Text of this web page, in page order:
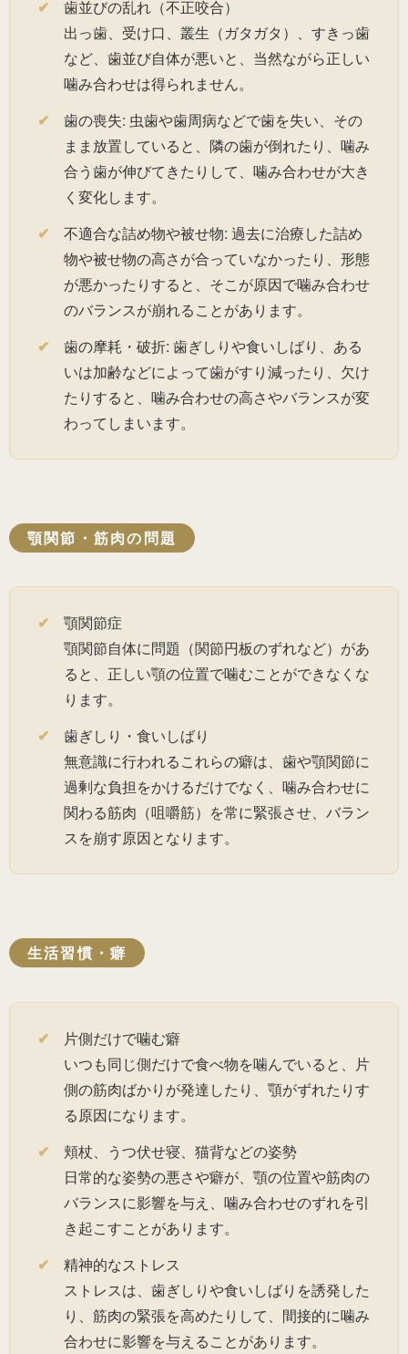
歯並びの乱れ（不正咬合）
出っ歯、受け口、叢生（ガタガタ）、すきっ歯
など、歯並び自体が悪いと、当然ながら正しい
噛み合わせは得られません。
歯の喪失: 虫歯や歯周病などで歯を失い、その
まま放置していると、隣の歯が倒れたり、噛み
合う歯が伸びてきたりして、噛み合わせが大き
く変化します。
不適合な詰め物や被せ物: 過去に治療した詰め
物や被せ物の高さが合っていなかったり、形態
が悪かったりすると、そこが原因で噛み合わせ
のバランスが崩れることがあります。
歯の摩耗・破折: 歯ぎしりや食いしばり、ある
いは加齢などによって歯がすり減ったり、欠け
たりすると、噛み合わせの高さやバランスが変
わってしまいます。
顎関節・筋肉の問題
顎関節症
顎関節自体に問題（関節円板のずれなど）があ
ると、正しい顎の位置で噛むことができなくな
ります。
歯ぎしり・食いしばり
無意識に行われるこれらの癖は、歯や顎関節に
過剰な負担をかけるだけでなく、噛み合わせに
関わる筋肉（咀嚼筋）を常に緊張させ、バラン
スを崩す原因となります。
生活習慣・癖
片側だけで噛む癖
いつも同じ側だけで食べ物を噛んでいると、片
側の筋肉ばかりが発達したり、顎がずれたりす
る原因になります。
頬杖、うつ伏せ寝、猫背などの姿勢
日常的な姿勢の悪さや癖が、顎の位置や筋肉の
バランスに影響を与え、噛み合わせのずれを引
き起こすことがあります。
精神的なストレス
ストレスは、歯ぎしりや食いしばりを誘発した
り、筋肉の緊張を高めたりして、間接的に噛み
合わせに影響を与えることがあります。